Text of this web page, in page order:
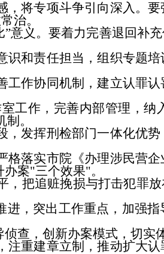
专项斗争引向深入。要
治。
义。要着力完善退回补
责任担当，组织专题培
协同机制，建立认罪认
作，完善内部管理，纳
。
挥刑检部门一体化优势
实市院《办理涉民营企
案"三个效果"。
追赃挽损与打击犯罪放
突出工作重点，加强
，创新办案模式，切实
建章立制，推动扩大认